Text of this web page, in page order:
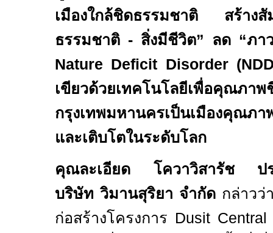
เมืองใกล้ชิดธรรมชาติ สร้
ธรรมชาติ - สิ่งมีชีวิต” ลด “ภา
Nature Deficit Disorder
เขียวด้วยเทคโนโลยีเพื่อคุณภา
กรุงเทพมหานครเป็นเมืองคุณภ
และเติบโตในระดับโลก
คุณละเอียด โควาวิสารัช ปร
บริษัท วิมานสุริยา จำกัด กล่าวว่
ก่อสร้างโครงการ Dusit